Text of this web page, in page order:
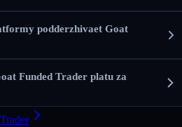
podderzhivaet Goat
Funded Trader platu za